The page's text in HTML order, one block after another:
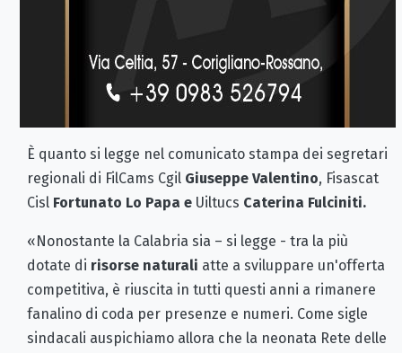
È quanto si legge nel comunicato stampa dei segretari
regionali di FilCams Cgil Giuseppe Valentino, Fisascat
Cisl Fortunato Lo Papa e Uiltucs Caterina Fulciniti.
«Nonostante la Calabria sia – si legge - tra la più
dotate di risorse naturali atte a sviluppare un'offerta
competitiva, è riuscita in tutti questi anni a rimanere
fanalino di coda per presenze e numeri. Come sigle
sindacali auspichiamo allora che la neonata Rete delle